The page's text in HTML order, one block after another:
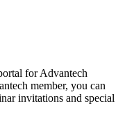
for Advantech
member, you can
invitations and special